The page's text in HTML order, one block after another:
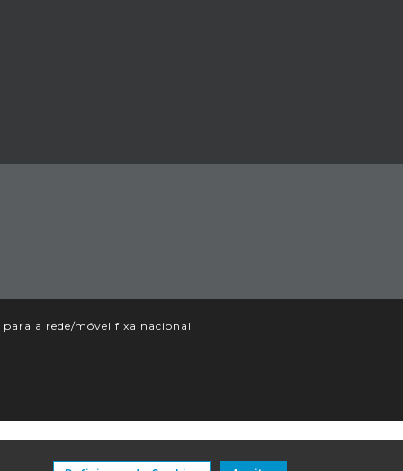
para a rede/móvel fixa nacional